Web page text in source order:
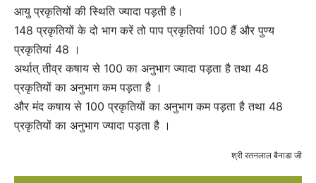
आयु प्रकृतियों की स्थिति ज्यादा पड़ती है।
148 प्रकृतियों के दो भाग करें तो पाप प्रकृतियां 100 हैं और पुण्य
प्रकृतियां 48 ।
अर्थात् तीव्र कषाय से 100 का अनुभाग ज्यादा पड़ता है तथा 48
प्रकृतियों का अनुभाग कम पड़ता है ।
और मंद कषाय से 100 प्रकृतियों का अनुभाग कम पड़ता है तथा 48
प्रकृतियों का अनुभाग ज्यादा पड़ता है ।
श्री रतनलाल बैनाडा जी